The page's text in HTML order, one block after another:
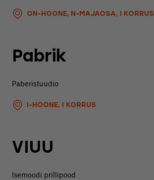
ON-HOONE, N-MAJAOSA, I KORRUS
Pabrik
Paberistuudio
I-HOONE, I KORRUS
VIUU
Isemoodi prillipood